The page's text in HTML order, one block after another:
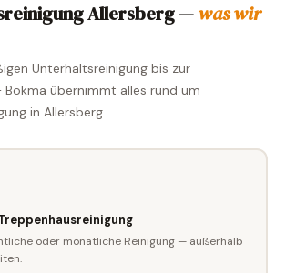
Allersberg —was wir
Unterhaltsreinigung bis zur
Bokma übernimmt alles rund um
in Allersberg.
oder monatliche Reinigung — außerhalb